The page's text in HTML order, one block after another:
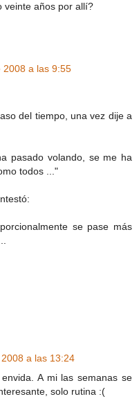
veinte años por allí?
2008 a las 9:55
del tiempo, una vez dije a
pasado volando, se me ha
todos ..."
se pase más
a las 13:24
A mi las semanas se
solo rutina :(